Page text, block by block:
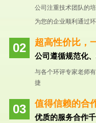
公司注重技术团队的
为您的企业顺利通过
超高性价比，
公司遵循规范化
与各个环评专家老师
捷
值得信赖的合
优质的服务合作